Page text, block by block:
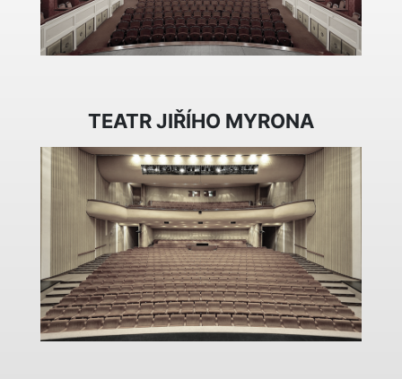
TEATR JIŘÍHO MYRONA